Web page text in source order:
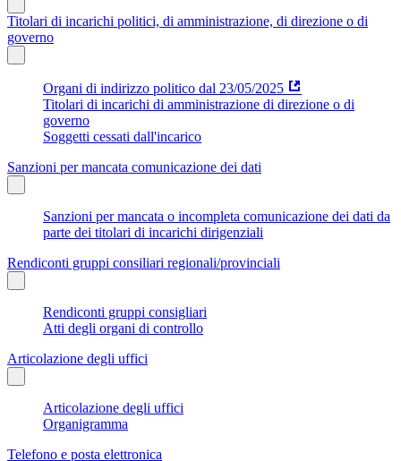
Titolari di incarichi politici, di amministrazione, di direzione o di
governo
Organi di indirizzo politico dal 23/05/2025
Titolari di incarichi di amministrazione di direzione o di
governo
Soggetti cessati dall'incarico
Sanzioni per mancata comunicazione dei dati
Sanzioni per mancata o incompleta comunicazione dei dati da
parte dei titolari di incarichi dirigenziali
Rendiconti gruppi consiliari regionali/provinciali
Rendiconti gruppi consigliari
Atti degli organi di controllo
Articolazione degli uffici
Articolazione degli uffici
Organigramma
Telefono e posta elettronica